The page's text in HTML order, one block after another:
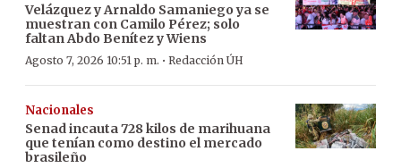
Velázquez y Arnaldo Samaniego ya se
muestran con Camilo Pérez; solo
faltan Abdo Benítez y Wiens
Agosto 7, 2026 10:51 p. m. · Redacción ÚH
Nacionales
Senad incauta 728 kilos de marihuana
que tenían como destino el mercado
brasileño